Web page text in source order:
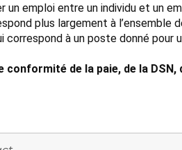
emploi entre un individu et un
plus largement à l’ensemble
à un poste donné pour
conformité de la paie, de la